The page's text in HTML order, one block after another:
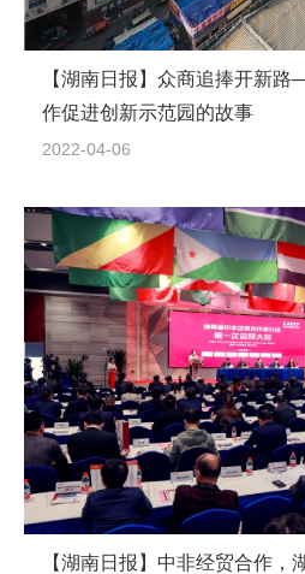
【湖南日报】众商追捧开新
作促进创新示范园的故事
2022-04-06
【湖南日报】中非经贸合作，